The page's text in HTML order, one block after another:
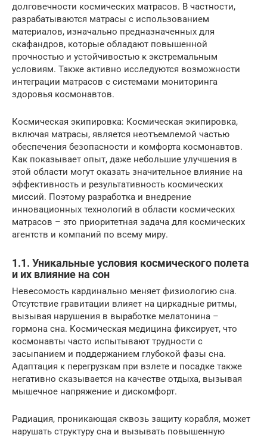
долговечности космических матрасов. В частности,
разрабатываются матрасы с использованием
материалов, изначально предназначенных для
скафандров, которые обладают повышенной
прочностью и устойчивостью к экстремальным
условиям. Также активно исследуются возможности
интеграции матрасов с системами мониторинга
здоровья космонавтов.
Космическая экипировка: Космическая экипировка,
включая матрасы, является неотъемлемой частью
обеспечения безопасности и комфорта космонавтов.
Как показывает опыт, даже небольшие улучшения в
этой области могут оказать значительное влияние на
эффективность и результативность космических
миссий. Поэтому разработка и внедрение
инновационных технологий в области космических
матрасов – это приоритетная задача для космических
агентств и компаний по всему миру.
1.1. Уникальные условия космического полета
и их влияние на сон
Невесомость кардинально меняет физиологию сна.
Отсутствие гравитации влияет на циркадные ритмы,
вызывая нарушения в выработке мелатонина –
гормона сна. Космическая медицина фиксирует, что
космонавты часто испытывают трудности с
засыпанием и поддержанием глубокой фазы сна.
Адаптация к перегрузкам при взлете и посадке также
негативно сказывается на качестве отдыха, вызывая
мышечное напряжение и дискомфорт.
Радиация, проникающая сквозь защиту корабля, может
нарушать структуру сна и вызывать повышенную